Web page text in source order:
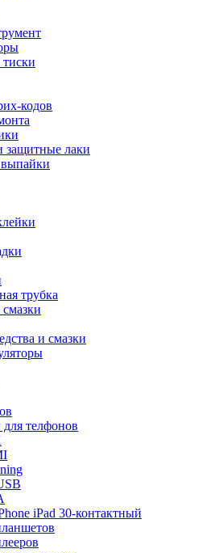
кодов
защитные лаки
трубка
и смазки
телфонов
iPad 30-контактный